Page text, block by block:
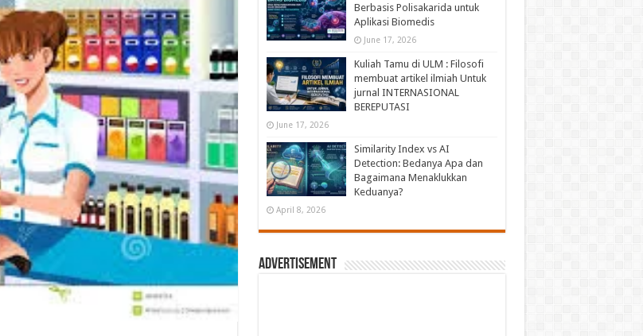
Berbasis Polisakarida untuk
Aplikasi Biomedis
June 17, 2026
Kuliah Tamu di ULM : Filosofi
membuat artikel ilmiah Untuk
jurnal INTERNASIONAL
BEREPUTASI
June 17, 2026
Similarity Index vs AI
Detection: Bedanya Apa dan
Bagaimana Menaklukkan
Keduanya?
April 8, 2026
Advertisement